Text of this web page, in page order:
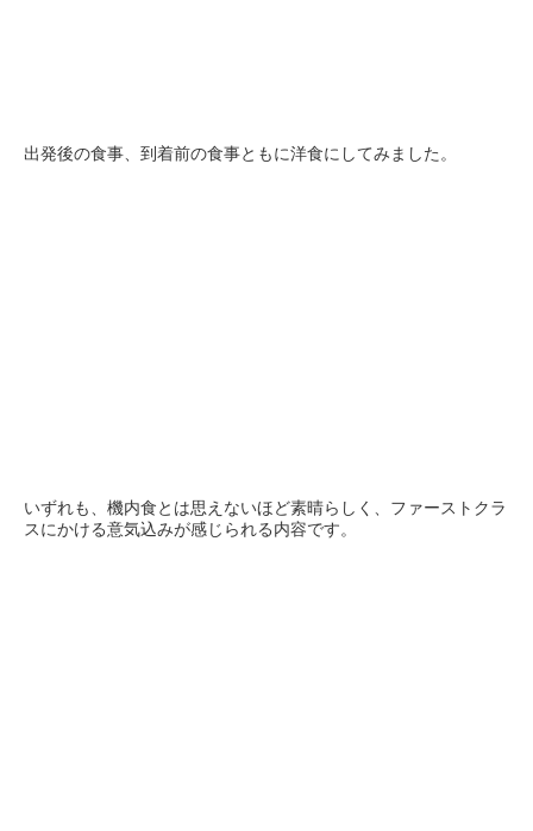
出発後の食事、到着前の食事ともに洋食にしてみました。
いずれも、機内食とは思えないほど素晴らしく、ファーストクラ
スにかける意気込みが感じられる内容です。